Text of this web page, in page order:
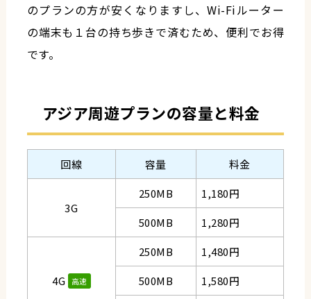
のプランの方が安くなりますし、Wi-Fiルーター
の端末も１台の持ち歩きで済むため、便利でお得
です。
アジア周遊プランの容量と料金
回線 容量 料金
3G
250MB
1,180円
500MB
1,280円
4G 高速
250MB
1,480円
500MB
1,580円